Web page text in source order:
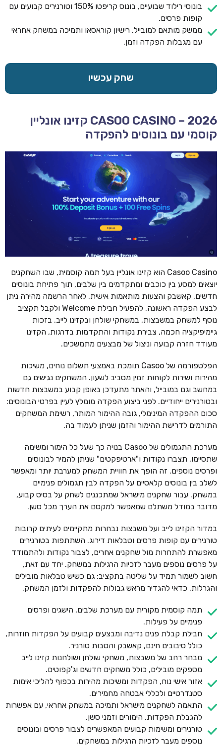
בונוסי רילוד שבועיים, בונוס קריפטו 150% וטורנירים קבועים עם
קופות פרסים.
ממשק מותאם למובייל, רישיון קוראסאו ותמיכה במשחק אחראי
עם מגבלות הפקדה וזמן.
שחק עכשיו
CASOO CASINO – 2026 קזינו אונליין
קוסמי עם בונוסים להפקדה
Casoo Casino הוא קזינו אונליין בעל תמה קוסמית, שבו השחקנים
יוצאים למסע בין כוכבים ומתקדמים בין שלבים, תוך פתיחת בונוסים
חדשים, קאשבק והצעות מותאמות אישית. לאחר הרשמה מהירה ניתן
לבצע הפקדה ראשונה, להפעיל חבילת Welcome ולקבל תקציב
נוסף למשחק במשבצות, במשחקי שולחן ובקזינו לייב. בזכות
גיימיפיקציה חכמה, צבירת נקודות והתקדמות בדרגות, הקזינו
מעודד חזרה קבועה וניצול של מבצעים מתמשכים.
הפלטפורמה של Casoo תומכת באמצעי תשלום נוחים, משיכות
מהירות ושירות לקוחות זמין מסביב לשעון. המשחקים נגישים גם
במחשב וגם במובייל, והאתר מתעדכן באופן קבוע במשבצות חדשות
ובטורנירים ייחודיים. לפני ביצוע הפקדה מומלץ לעיין בפרטי הבונוסים:
סכום ההפקדה המינימלי, גובה ההימור המותר, רשימת המשחקים
התורמים לדרישת ההימור והזמן שניתן לעמוד בה.
מערכת התגמולים של Casoo בנויה כך שעל כל הימור ומשימה
שתסיימו, תצברו נקודות ו"ארטיפקטים" שניתן להמיר לבונוסים
ופרסים נוספים. זה הופך את חוויית המשחק למערבת יותר ומאפשר
לשלב בין בונוסים קלאסיים על הפקדה לבין תגמולים פנימיים
במשחק. עבור שחקנים מישראל שמתכננים לשחק על בסיס קבוע,
מדובר במודל משתלם שמאפשר למקסם את הערך מכל סשן.
במדור הקזינו לייב ועל משבצות נבחרות מתקיימים לעיתים קרובות
טורנירים עם קופות פרסים וטבלאות דירוג. השתתפות בטורנירים
מאפשרת להתחרות מול שחקנים אחרים, לצבור נקודות ולהתמודד
על פרסים נוספים מעבר לזכיות הרגילות במשחק. יחד עם זאת,
חשוב לשמור תמיד על שליטה בתקציב: גם כשיש טבלאות מובילים
והגרלות, כדאי להגדיר מראש גבולות להפקדות ולזמן המשחק.
תמה קוסמית מקורית עם מערכת שלבים, הישגים ופרסים
פנימיים על פעילות.
חבילת קבלת פנים נדיבה ומבצעים קבועים על הפקדות חוזרות,
כולל סיבובים חינם, קאשבק והטבות טורניר.
מבחר רחב של משבצות, משחקי שולחן ושולחנות קזינו לייב
מספקים מובילים, כולל משחקים חדשים וג'קפוטים.
אזור אישי נוח, הפקדות ומשיכות מהירות בכפוף להליכי אימות
סטנדרטיים ולכללי אבטחה מחמירים.
התאמה לשחקנים מישראל ותמיכה במשחק אחראי, עם אפשרות
להגבלת הפקדות, הימורים וזמני סשן.
טורנירים ומשימות קבועים המאפשרים לצבור פרסים ובונוסים
נוספים מעבר לזכיות הרגילות במשחקים.